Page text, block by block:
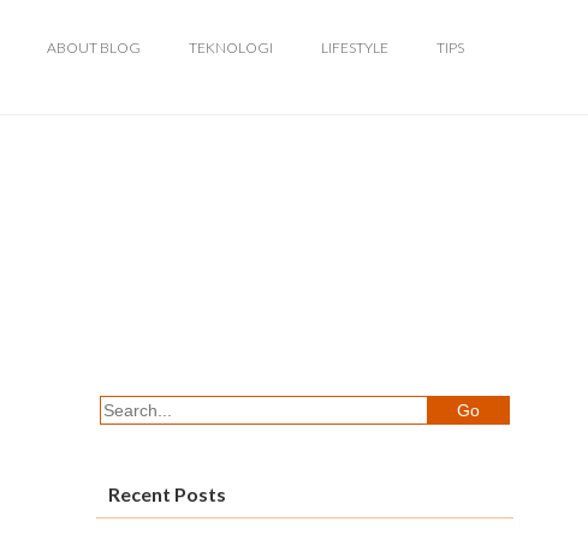
ABOUT BLOG TEKNOLOGI LIFESTYLE TIPS
Recent Posts